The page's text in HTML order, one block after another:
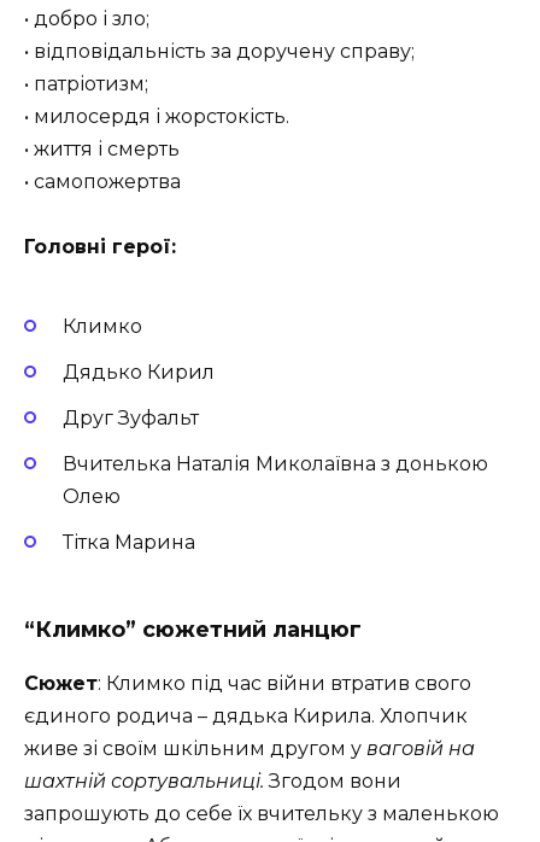
• добро і зло;
• відповідальність за доручену справу;
• патріотизм;
• милосердя і жорстокість.
• життя і смерть
• самопожертва
Головні герої:
Климко
Дядько Кирил
Друг Зуфальт
Вчителька Наталія Миколаївна з донькою
Олею
Тітка Марина
“Климко” сюжетний ланцюг
Сюжет: Климко під час війни втратив свого
єдиного родича – дядька Кирила. Хлопчик
живе зі своїм шкільним другом у ваговій на
шахтній сортувальниці. Згодом вони
запрошують до себе їх вчительку з маленькою